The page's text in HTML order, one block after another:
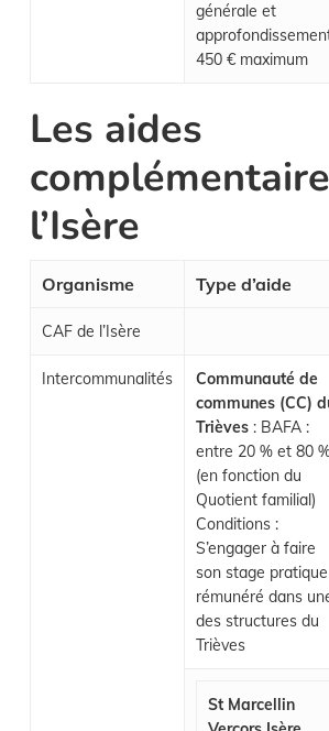
générale et
450 € maximum
Les aides
l’Isère
Organisme Type d’aide
CAF de l’Isère
Intercommunalités
Communauté de
communes (CC)
Trièves: BAFA :
entre 20 % et 80
(en fonction du
Quotient familial)
Conditions :
S’engager à faire
son stage pratique
rémunéré dans
des structures du
Trièves
St Marcellin